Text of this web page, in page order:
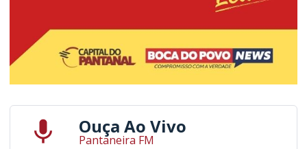
Ouça Ao Vivo
Pantaneira FM